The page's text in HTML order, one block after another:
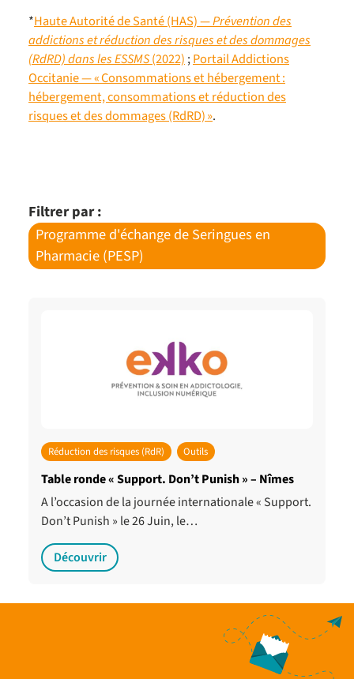
*Haute Autorité de Santé (HAS) —Prévention des
addictions et réduction des risques et des dommages
(RdRD) dans les ESSMS(2022);Portail Addictions
Occitanie — « Consommations et hébergement :
hébergement, consommations et réduction des
risques et des dommages (RdRD) ».
Filtrer par :
Programme d'échange de Seringues en
Pharmacie (PESP)
Réduction des risques (RdR) Outils
Table ronde « Support. Don’t Punish » – Nîmes
A l’occasion de la journée internationale « Support.
Don’t Punish » le 26 Juin, le…
Découvrir